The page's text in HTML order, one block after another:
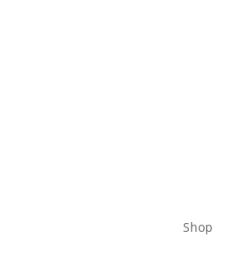
Shop